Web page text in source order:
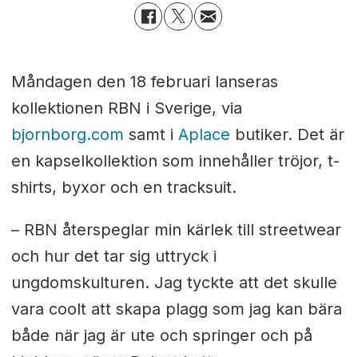
Måndagen den 18 februari lanseras
kollektionen RBN i Sverige, via
bjornborg.com samt i Aplace butiker. Det är
en kapselkollektion som innehåller tröjor, t-
shirts, byxor och en tracksuit.
– RBN återspeglar min kärlek till streetwear
och hur det tar sig uttryck i
ungdomskulturen. Jag tyckte att det skulle
vara coolt att skapa plagg som jag kan bära
både när jag är ute och springer och på